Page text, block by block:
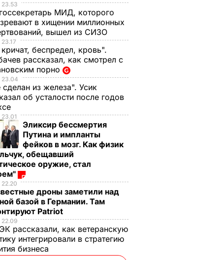
23.53
МИД, которого
в хищении миллионных
вышел из СИЗО
беспредел, кровь".
рассказал, как смотрел с
порно
23.04
сделан из железа". Усик
об усталости после годов
Эликсир бессмертия
Путина и импланты
фейков в мозг. Как физик
обещавший
оружие, стал
22.20
дроны заметили над
базой в Германии. Там
Patriot
22.09
рассказали, как ветеранскую
интегрировали в стратегию
бизнеса